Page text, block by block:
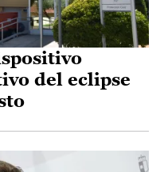
del eclipse